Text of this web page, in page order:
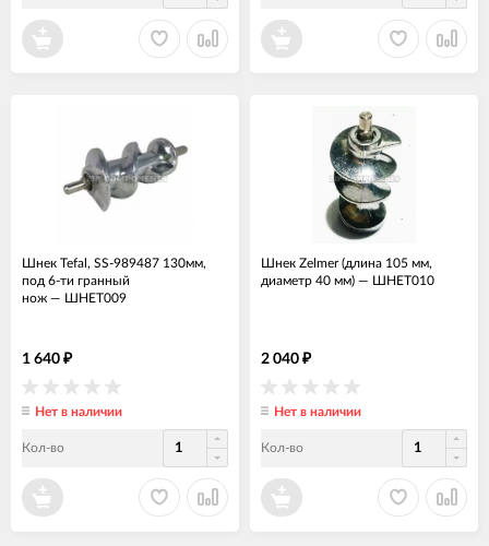
Шнек Tefal, SS-989487 130мм,
под 6-ти гранный
нож — ШНЕТ009
1 640 ₽
Нет в наличии
Кол-во
Шнек Zelmer (длина 105 мм,
диаметр 40 мм) — ШНЕТ010
2 040 ₽
Нет в наличии
Кол-во